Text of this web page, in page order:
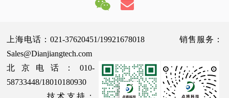
上海电话：021-37620451/19921678018 销售服务：
Sales@Dianjiangtech.com
北京电话：010-
58733448/18010180930
技术支持：